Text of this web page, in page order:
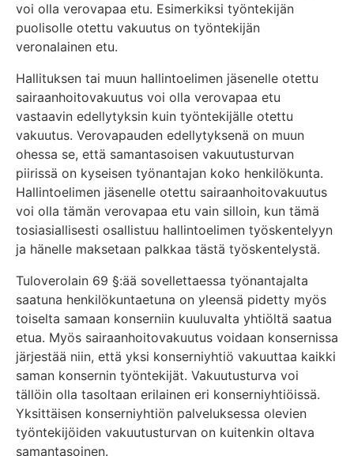
voi olla verovapaa etu. Esimerkiksi työntekijän
puolisolle otettu vakuutus on työntekijän
veronalainen etu.
Hallituksen tai muun hallintoelimen jäsenelle otettu
sairaanhoitovakuutus voi olla verovapaa etu
vastaavin edellytyksin kuin työntekijälle otettu
vakuutus. Verovapauden edellytyksenä on muun
ohessa se, että samantasoisen vakuutusturvan
piirissä on kyseisen työnantajan koko henkilökunta.
Hallintoelimen jäsenelle otettu sairaanhoitovakuutus
voi olla tämän verovapaa etu vain silloin, kun tämä
tosiasiallisesti osallistuu hallintoelimen työskentelyyn
ja hänelle maksetaan palkkaa tästä työskentelystä.
Tuloverolain 69 §:ää sovellettaessa työnantajalta
saatuna henkilökuntaetuna on yleensä pidetty myös
toiselta samaan konserniin kuuluvalta yhtiöltä saatua
etua. Myös sairaanhoitovakuutus voidaan konsernissa
järjestää niin, että yksi konserniyhtiö vakuuttaa kaikki
saman konsernin työntekijät. Vakuutusturva voi
tällöin olla tasoltaan erilainen eri konserniyhtiöissä.
Yksittäisen konserniyhtiön palveluksessa olevien
työntekijöiden vakuutusturvan on kuitenkin oltava
samantasoinen.